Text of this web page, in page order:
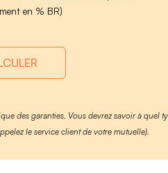
en % BR)
des garanties. Vous devrez savoir à quel
le service client de votre mutuelle).